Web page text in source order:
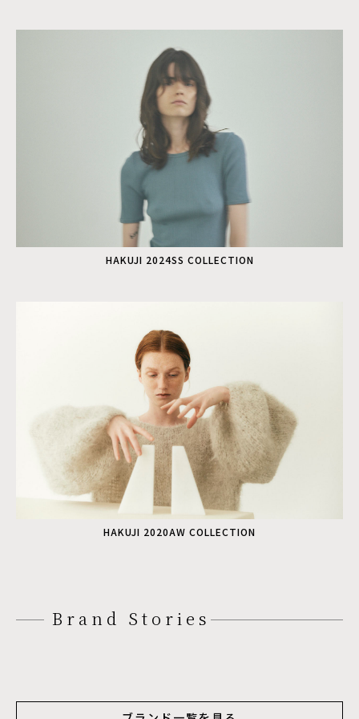
HAKUJI 2024SS COLLECTION
HAKUJI 2020AW COLLECTION
Brand Stories